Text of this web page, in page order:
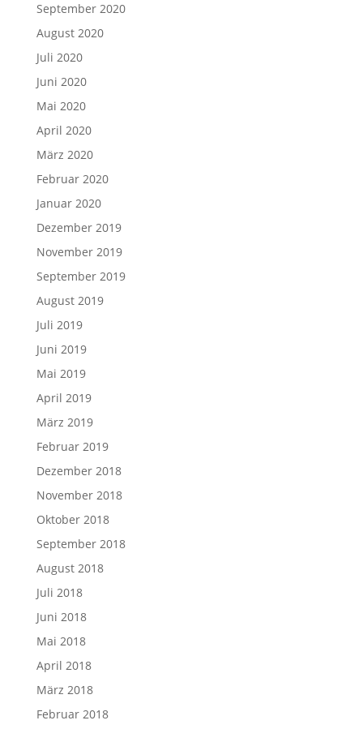
September 2020
August 2020
Juli 2020
Juni 2020
Mai 2020
April 2020
März 2020
Februar 2020
Januar 2020
Dezember 2019
November 2019
September 2019
August 2019
Juli 2019
Juni 2019
Mai 2019
April 2019
März 2019
Februar 2019
Dezember 2018
November 2018
Oktober 2018
September 2018
August 2018
Juli 2018
Juni 2018
Mai 2018
April 2018
März 2018
Februar 2018